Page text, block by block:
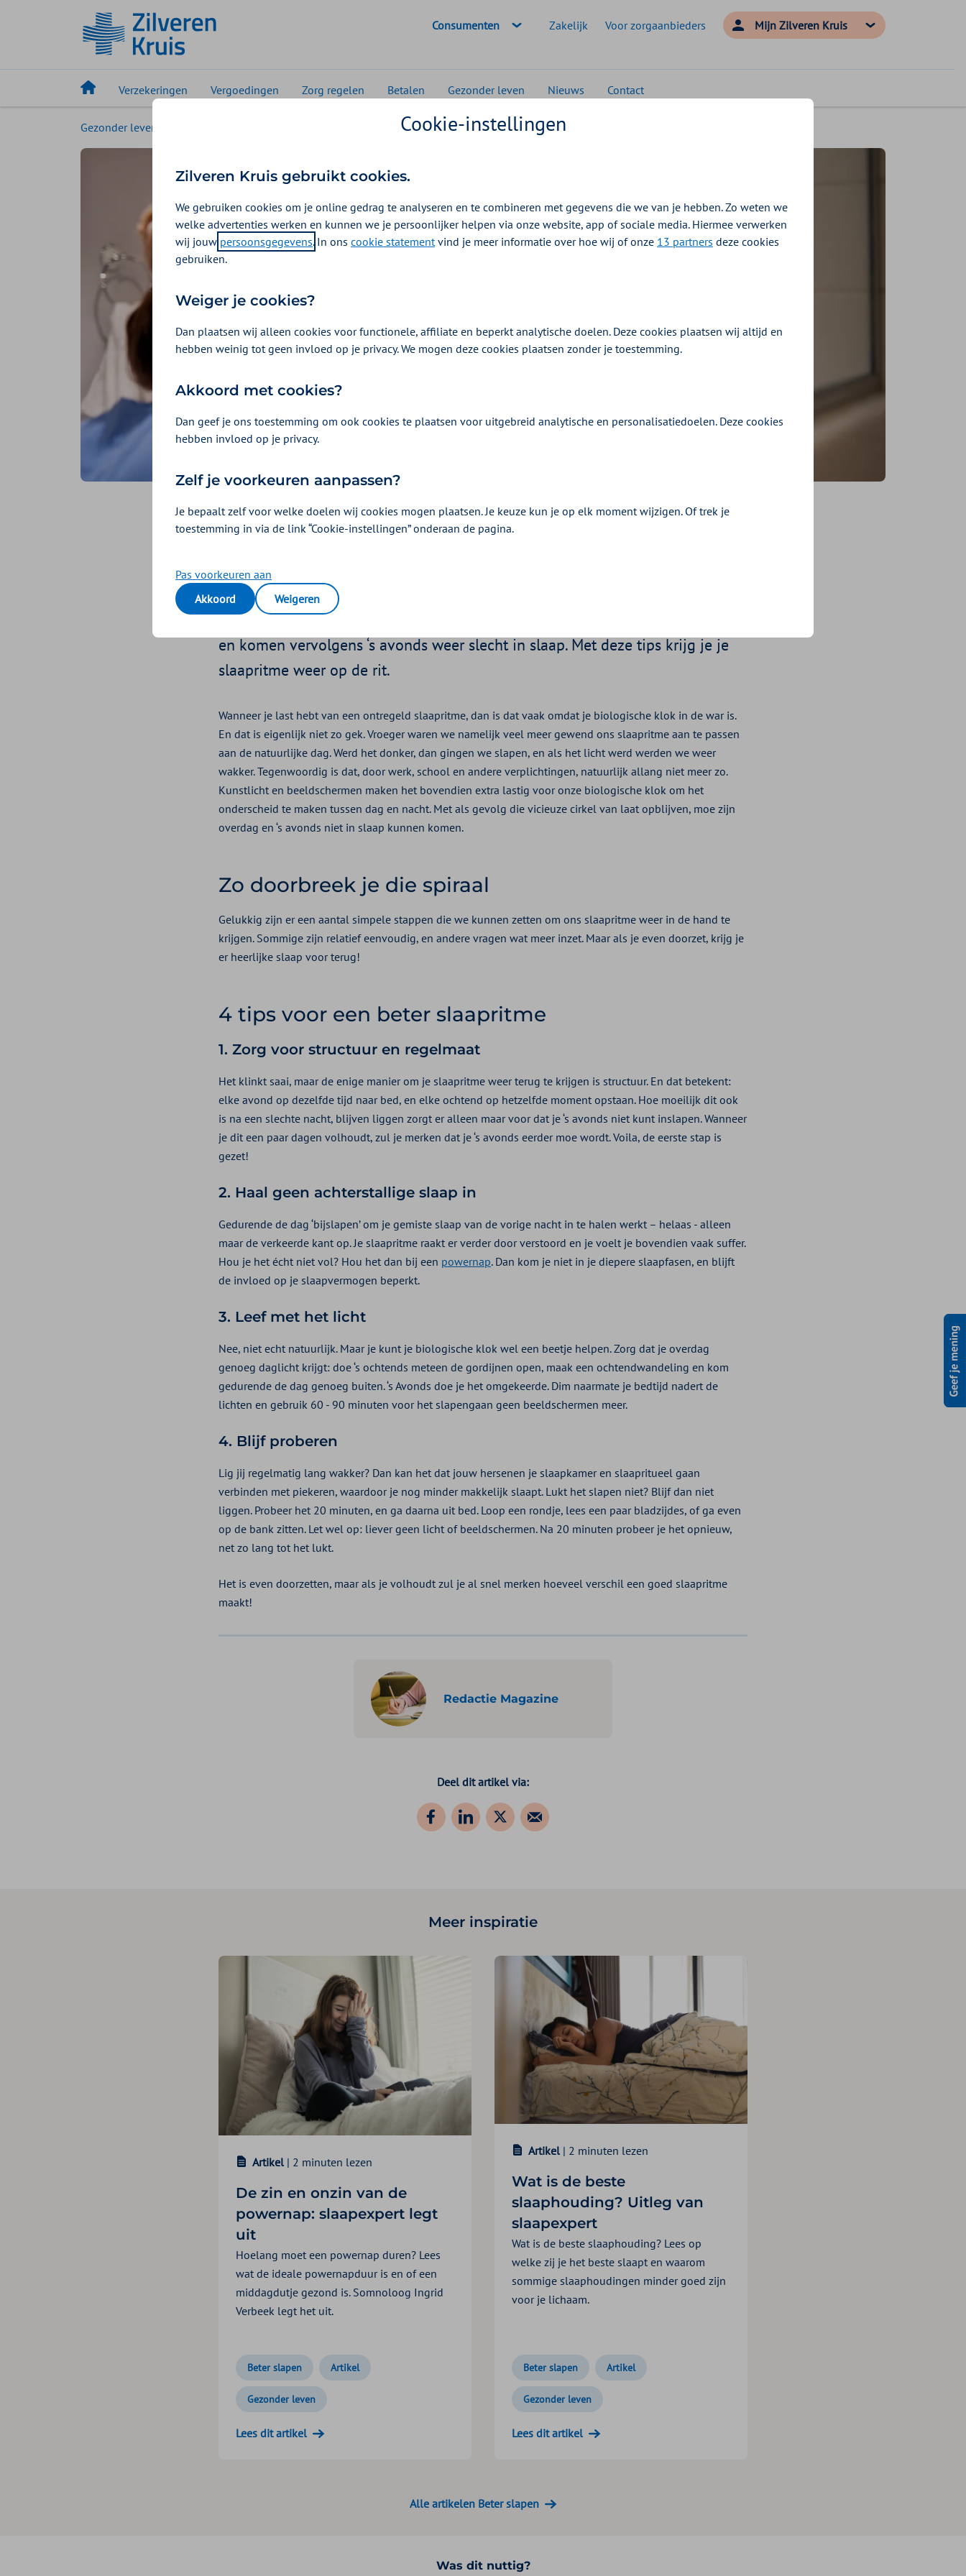
Geselecteerde doelgroep:
Consumenten Zakelijk Voor zorgaanbieders Mijn Zilveren Kruis
Verzekeringen Vergoedingen Zorg regelen Betalen Gezonder leven Nieuws Contact
Gezonder leven Hoe krijg je je slaapritme terug? 4 tips
Hoe krijg je je slaapritme terug? 4 tips
Een slechte nachtrust komt vaak voort uit een neerwaartse slaapspiraal: we
gaan te laat slapen, kunnen ‘s ochtends moeilijk opstaan, blijven te lang liggen
en komen vervolgens ‘s avonds weer slecht in slaap. Met deze tips krijg je je
slaapritme weer op de rit.
Wanneer je last hebt van een ontregeld slaapritme, dan is dat vaak omdat je biologische klok in de war is.
En dat is eigenlijk niet zo gek. Vroeger waren we namelijk veel meer gewend ons slaapritme aan te passen
aan de natuurlijke dag. Werd het donker, dan gingen we slapen, en als het licht werd werden we weer
wakker. Tegenwoordig is dat, door werk, school en andere verplichtingen, natuurlijk allang niet meer zo.
Kunstlicht en beeldschermen maken het bovendien extra lastig voor onze biologische klok om het
onderscheid te maken tussen dag en nacht. Met als gevolg die vicieuze cirkel van laat opblijven, moe zijn
overdag en ‘s avonds niet in slaap kunnen komen.
Zo doorbreek je die spiraal
Gelukkig zijn er een aantal simpele stappen die we kunnen zetten om ons slaapritme weer in de hand te
krijgen. Sommige zijn relatief eenvoudig, en andere vragen wat meer inzet. Maar als je even doorzet, krijg je
er heerlijke slaap voor terug!
4 tips voor een beter slaapritme
1. Zorg voor structuur en regelmaat
Het klinkt saai, maar de enige manier om je slaapritme weer terug te krijgen is structuur. En dat betekent:
elke avond op dezelfde tijd naar bed, en elke ochtend op hetzelfde moment opstaan. Hoe moeilijk dit ook
is na een slechte nacht, blijven liggen zorgt er alleen maar voor dat je ‘s avonds niet kunt inslapen. Wanneer
je dit een paar dagen volhoudt, zul je merken dat je ‘s avonds eerder moe wordt. Voila, de eerste stap is
gezet!
2. Haal geen achterstallige slaap in
Gedurende de dag ‘bijslapen’ om je gemiste slaap van de vorige nacht in te halen werkt – helaas - alleen
maar de verkeerde kant op. Je slaapritme raakt er verder door verstoord en je voelt je bovendien vaak suffer.
Hou je het écht niet vol? Hou het dan bij een powernap. Dan kom je niet in je diepere slaapfasen, en blijft
de invloed op je slaapvermogen beperkt.
3. Leef met het licht
Nee, niet echt natuurlijk. Maar je kunt je biologische klok wel een beetje helpen. Zorg dat je overdag
genoeg daglicht krijgt: doe ‘s ochtends meteen de gordijnen open, maak een ochtendwandeling en kom
gedurende de dag genoeg buiten. ‘s Avonds doe je het omgekeerde. Dim naarmate je bedtijd nadert de
lichten en gebruik 60 - 90 minuten voor het slapengaan geen beeldschermen meer.
4. Blijf proberen
Lig jij regelmatig lang wakker? Dan kan het dat jouw hersenen je slaapkamer en slaapritueel gaan
verbinden met piekeren, waardoor je nog minder makkelijk slaapt. Lukt het slapen niet? Blijf dan niet
liggen. Probeer het 20 minuten, en ga daarna uit bed. Loop een rondje, lees een paar bladzijdes, of ga even
op de bank zitten. Let wel op: liever geen licht of beeldschermen. Na 20 minuten probeer je het opnieuw,
net zo lang tot het lukt.
Het is even doorzetten, maar als je volhoudt zul je al snel merken hoeveel verschil een goed slaapritme
maakt!
Redactie Magazine
Deel dit artikel via:
Meer inspiratie
Artikel | 2 minuten lezen
De zin en onzin van de
powernap: slaapexpert legt
uit
Hoelang moet een powernap duren? Lees
wat de ideale powernapduur is en of een
middagdutje gezond is. Somnoloog Ingrid
Verbeek legt het uit.
Beter slapen Artikel
Gezonder leven
Lees dit artikel
Artikel | 2 minuten lezen
Wat is de beste
slaaphouding? Uitleg van
slaapexpert
Wat is de beste slaaphouding? Lees op
welke zij je het beste slaapt en waarom
sommige slaaphoudingen minder goed zijn
voor je lichaam.
Beter slapen Artikel
Gezonder leven
Lees dit artikel
Alle artikelen Beter slapen
Was dit nuttig?
Cookie-instellingen
Zilveren Kruis gebruikt cookies.
We gebruiken cookies om je online gedrag te analyseren en te combineren met gegevens die we van je hebben. Zo weten we
welke advertenties werken en kunnen we je persoonlijker helpen via onze website, app of sociale media. Hiermee verwerken
wij jouw persoonsgegevens. In ons cookie statementvind je meer informatie over hoe wij of onze 13 partners deze cookies
gebruiken.
Weiger je cookies?
Dan plaatsen wij alleen cookies voor functionele, affiliate en beperkt analytische doelen. Deze cookies plaatsen wij altijd en
hebben weinig tot geen invloed op je privacy. We mogen deze cookies plaatsen zonder je toestemming.
Akkoord met cookies?
Dan geef je ons toestemming om ook cookies te plaatsen voor uitgebreid analytische en personalisatiedoelen. Deze cookies
hebben invloed op je privacy.
Zelf je voorkeuren aanpassen?
Je bepaalt zelf voor welke doelen wij cookies mogen plaatsen. Je keuze kun je op elk moment wijzigen. Of trek je
toestemming in via de link “Cookie-instellingen” onderaan de pagina.
Pas voorkeuren aan
Akkoord
Weigeren